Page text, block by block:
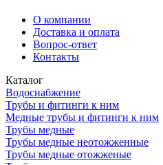
О компании
Доставка и оплата
Вопрос-ответ
Контакты
Каталог
Водоснабжение
Трубы и фитинги к ним
Медные трубы и фитинги к ним
Трубы медные
Трубы медные неотожженные
Трубы медные отожженые